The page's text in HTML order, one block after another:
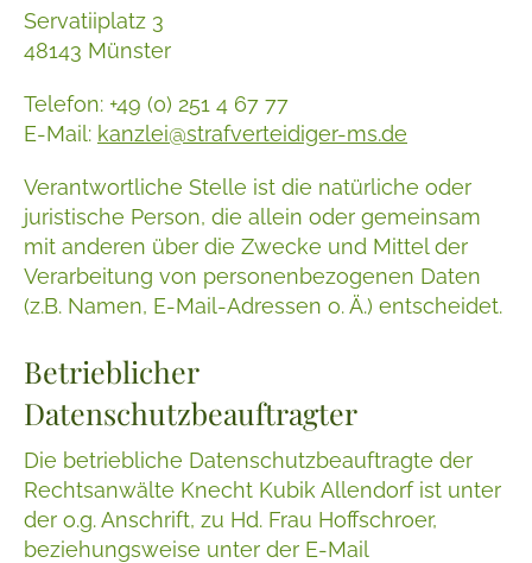
Servatiiplatz 3
48143 Münster
Telefon: +49 (0) 251 4 67 77
E-Mail: kanzlei@strafverteidiger-ms.de
Verantwortliche Stelle ist die natürliche oder
juristische Person, die allein oder gemeinsam
mit anderen über die Zwecke und Mittel der
Verarbeitung von personenbezogenen Daten
(z.B. Namen, E-Mail-Adressen o. Ä.) entscheidet.
Betrieblicher
Datenschutzbeauftragter
Die betriebliche Datenschutzbeauftragte der
Rechtsanwälte Knecht Kubik Allendorf ist unter
der o.g. Anschrift, zu Hd. Frau Hoffschroer,
beziehungsweise unter der E-Mail